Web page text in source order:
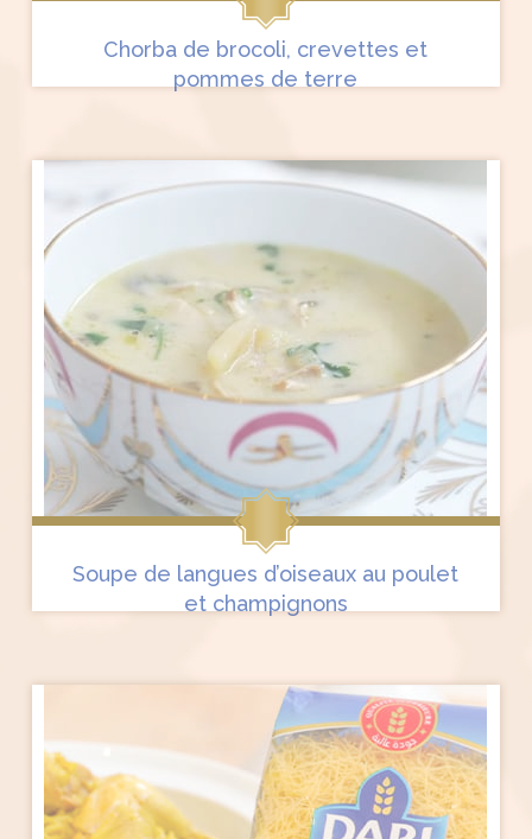
Chorba de brocoli, crevettes et
pommes de terre
Soupe de langues d’oiseaux au poulet
et champignons